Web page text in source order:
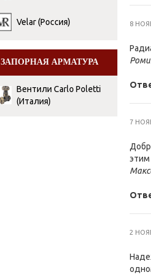
Velar (Россия)
ЗАПОРНАЯ АРМАТУРА
Вентили Сarlo Poletti
(Италия)
8
7
этим
2